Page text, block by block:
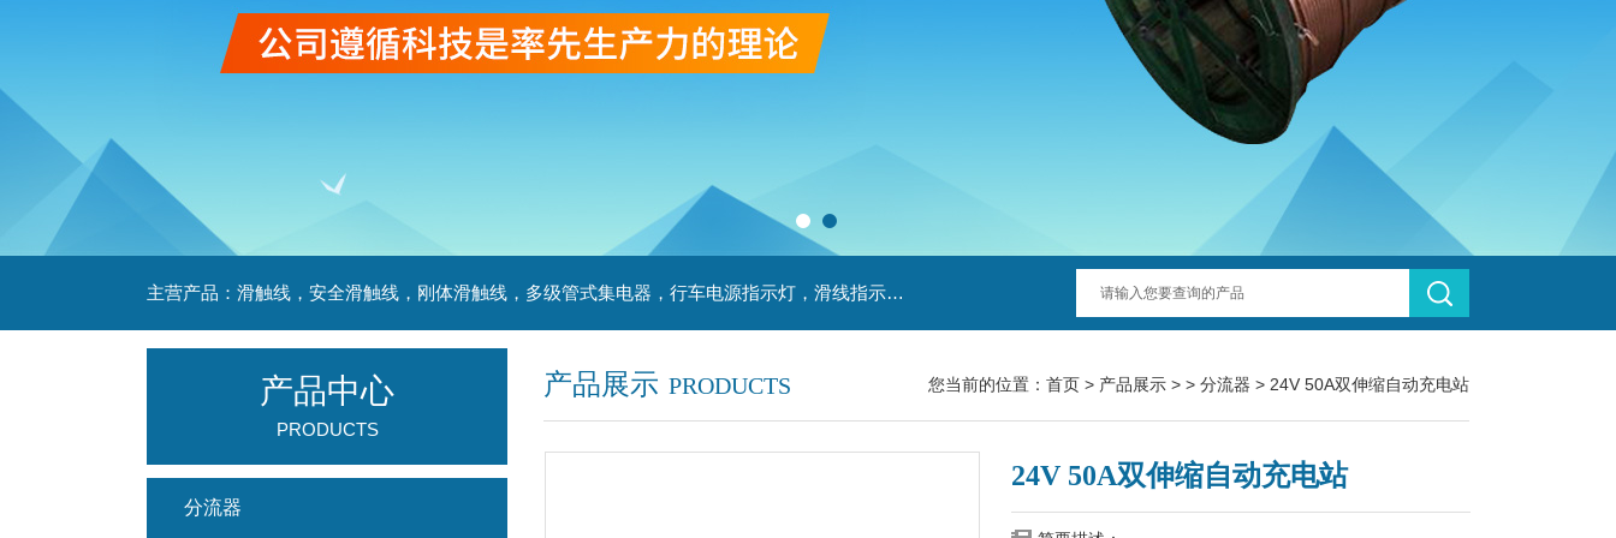
主营产品：滑触线，安全滑触线，刚体滑触线，多级管式集电器，行车电源指示灯，滑线指示灯，集电器，扁平电缆，H型单级安全滑触器，电缆滑轨滑车
产品展示 PRODUCTS 您当前的位置： 首页 > 产品展示 > > 分流器 > 24V 50A双伸缩自动充电站
24V 50A双伸缩自动充电站
产品中心
PRODUCTS
分流器